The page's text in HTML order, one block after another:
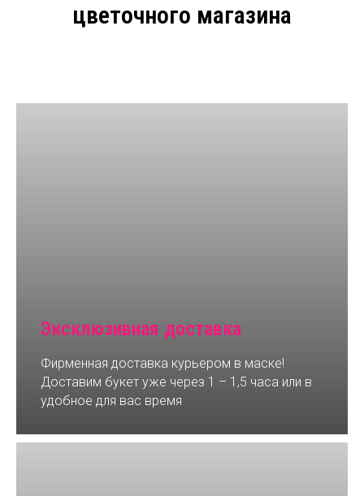
цветочного магазина
Эксклюзивная доставка
Фирменная доставка курьером в маске!
Доставим букет уже через 1 – 1,5 часа или в
удобное для вас время